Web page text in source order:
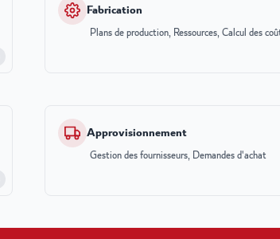
Fabrication
Plans de production, Ressources, Calcul des
Approvisionnement
Gestion des fournisseurs, Demandes d'achat